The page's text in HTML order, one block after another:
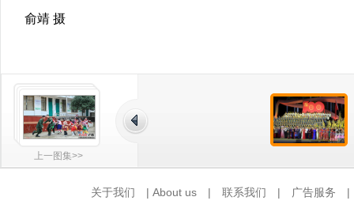
俞靖 摄
上一图集>>
关于我们 | About us | 联系我们 | 广告服务